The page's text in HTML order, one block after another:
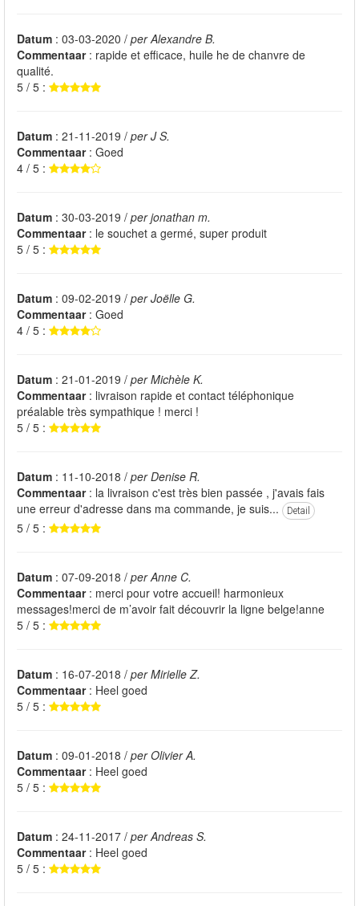
Datum : 03-03-2020 / per Alexandre B.
Commentaar: rapide et efficace, huile he de chanvre de
qualité.
5 / 5 :
Datum : 21-11-2019 / per J S.
Commentaar: Goed
4 / 5 :
Datum : 30-03-2019 / per jonathan m.
Commentaar: le souchet a germé, super produit
5 / 5 :
Datum : 09-02-2019 / per Joëlle G.
Commentaar: Goed
4 / 5 :
Datum : 21-01-2019 / per Michèle K.
Commentaar: livraison rapide et contact téléphonique
préalable très sympathique ! merci !
5 / 5 :
Datum : 11-10-2018 / per Denise R.
Commentaar: la livraison c'est très bien passée , j'avais fais
une erreur d'adresse dans ma commande, je suis...
Detail
5 / 5 :
Datum : 07-09-2018 / per Anne C.
Commentaar: merci pour votre accueil! harmonieux
messages!merci de m’avoir fait découvrir la ligne belge!anne
5 / 5 :
Datum : 16-07-2018 / per Mirielle Z.
Commentaar: Heel goed
5 / 5 :
Datum : 09-01-2018 / per Olivier A.
Commentaar: Heel goed
5 / 5 :
Datum : 24-11-2017 / per Andreas S.
Commentaar: Heel goed
5 / 5 :